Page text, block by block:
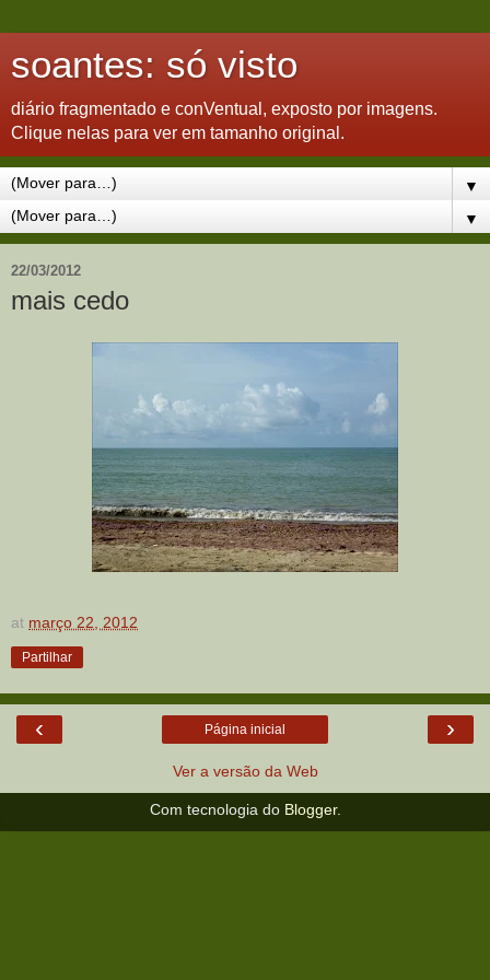
soantes: só visto
diário fragmentado e conVentual, exposto por imagens.
Clique nelas para ver em tamanho original.
▼
▼
22/03/2012
mais cedo
at março 22, 2012
Partilhar
‹ ›
Página inicial
Ver a versão da Web
Com tecnologia do Blogger.